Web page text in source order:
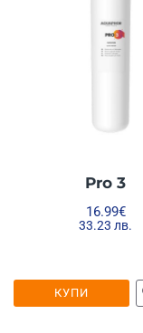
Pro 3
16.99€
33.23 лв.
КУПИ